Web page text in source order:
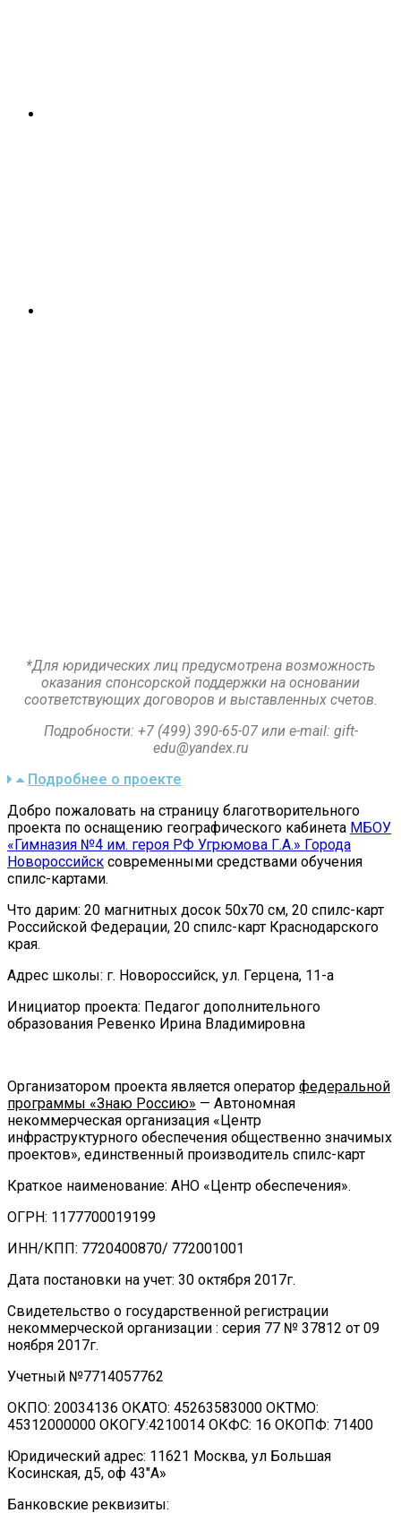
*Для юридических лиц предусмотрена возможность
оказания спонсорской поддержки на основании
соответствующих договоров и выставленных счетов.
Подробности: +7 (499) 390-65-07 или e-mail: gift-
edu@yandex.ru
Подробнее о проекте
Добро пожаловать на страницу благотворительного
проекта по оснащению географического кабинета МБОУ
«Гимназия №4 им. героя РФ Угрюмова Г.А.» Города
Новороссийск современными средствами обучения
спилс-картами.
Что дарим: 20 магнитных досок 50х70 см, 20 спилс-карт
Российской Федерации, 20 спилс-карт Краснодарского
края.
Адрес школы: г. Новороссийск, ул. Герцена, 11-а
Инициатор проекта: Педагог дополнительного
образования Ревенко Ирина Владимировна
Организатором проекта является оператор федеральной
программы «Знаю Россию» — Автономная
некоммерческая организация «Центр
инфраструктурного обеспечения общественно значимых
проектов», единственный производитель спилс-карт
Краткое наименование: АНО «Центр обеспечения».
ОГРН: 1177700019199
ИНН/КПП: 7720400870/ 772001001
Дата постановки на учет: 30 октября 2017г.
Свидетельство о государственной регистрации
некоммерческой организации : серия 77 № 37812 от 09
ноября 2017г.
Учетный №7714057762
ОКПО: 20034136 ОКАТО: 45263583000 ОКТМО:
45312000000 ОКОГУ:4210014 ОКФС: 16 ОКОПФ: 71400
Юридический адрес: 11621 Москва, ул Большая
Косинская, д5, оф 43″А»
Банковские реквизиты: